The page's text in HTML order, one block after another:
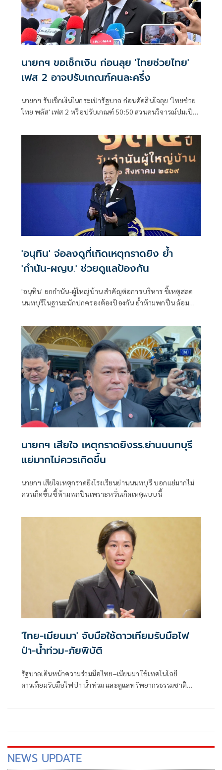
นายกฯ ขอเช็กเงิน ก่อนลุย 'ไทยช่วยไทย'
เฟส 2 อาจปรับเกณฑ์คนละครึ่ง
นายกฯ รับเช็กเงินในกระเป๋ารัฐบาล ก่อนตัดสินใจลุย 'ไทยช่วย
ไทย พลัส' เฟส 2 หรือปรับเกณฑ์ 50:50 สวนคนวิจารณ์ปมเป็น
แข็งแรง
'อนุทิน' จ่อลงดูที่เกิดเหตุกราดยิง ย้ำ
'กำนัน-ผญบ.' ช่วยดูแลป้องกัน
'อนุทิน' ยกกำนัน-ผู้ใหญ่บ้าน สำคัญต่อการบริหาร ชี้เหตุสลด
นนทบุรีในฐานะนักปกครองต้องป้องกัน ย้ำห้ามพกปืน ล้อม
ที่เกิดเหตุ
นายกฯ เสียใจ เหตุกราดยิงรร.ย่านนนทบุรี
แย่มากไม่ควรเกิดขึ้น
นายกฯ เสียใจเหตุกราดยิงโรงเรียนย่านนนทบุรี บอกแย่มากไม่
ควรเกิดขึ้น ชี้ห้ามพกปืนเพราะหวั่นเกิดเหตุแบบนี้
'ไทย-เมียนมา' จับมือใช้ดาวเทียมรับมือไฟ
ป่า-น้ำท่วม-ภัยพิบัติ
รัฐบาลเดินหน้าความร่วมมือไทย–เมียนมา ใช้เทคโนโลยี
ดาวเทียมรับมือไฟป่า น้ำท่วม และดูแลทรัพยากรธรรมชาติ
NEWS UPDATE